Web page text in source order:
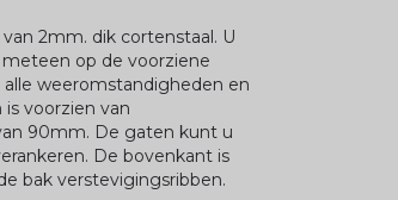
2mm. dik cortenstaal. U
op de voorziene
weeromstandigheden en
voorzien van
90mm. De gaten kunt u
De bovenkant is
bak verstevigingsribben.